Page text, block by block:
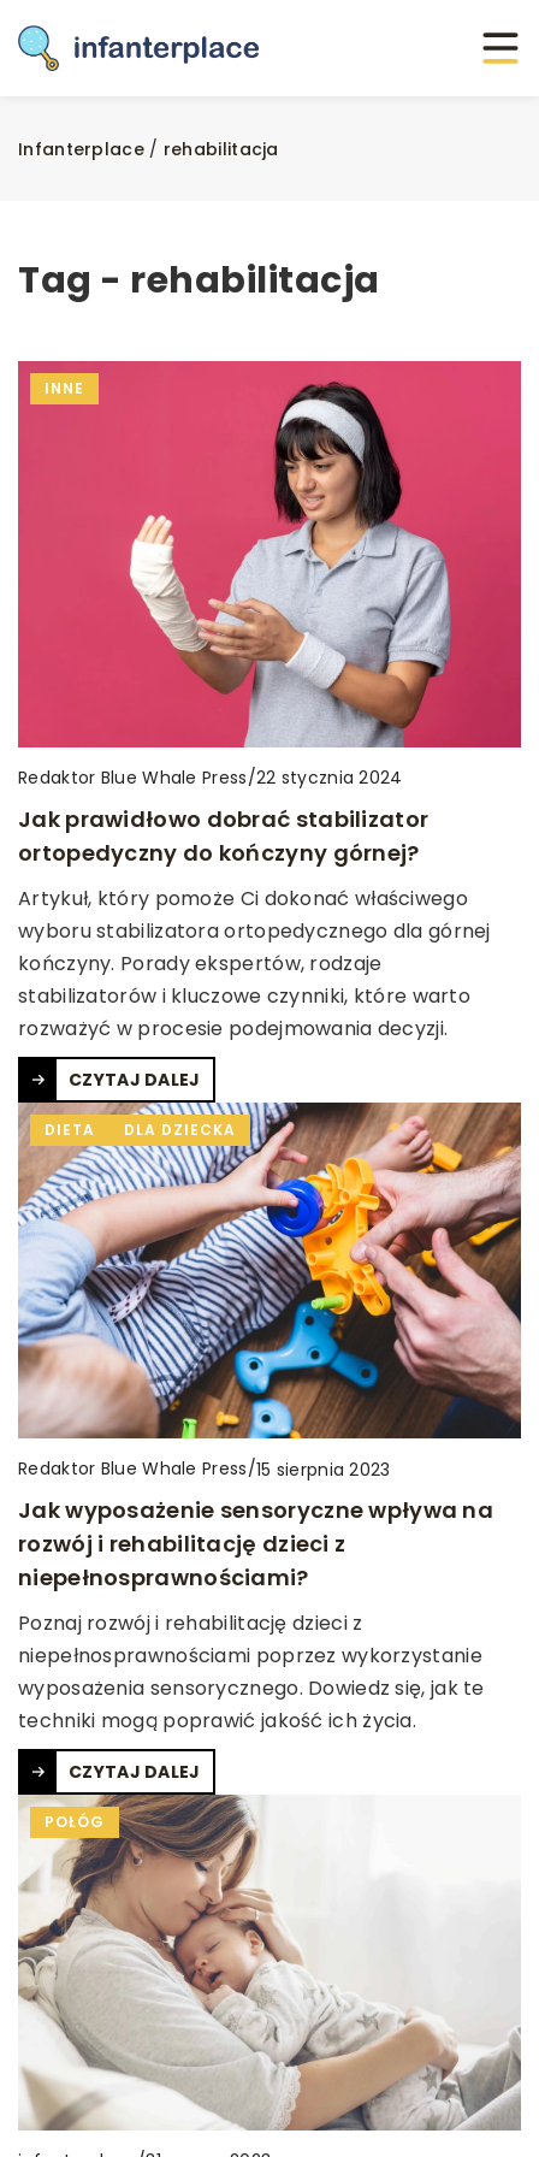
Infanterplace/ rehabilitacja
Tag - rehabilitacja
INNE
Redaktor Blue Whale Press/22 stycznia 2024
Jak prawidłowo dobrać stabilizator
ortopedyczny do kończyny górnej?
Artykuł, który pomoże Ci dokonać właściwego
wyboru stabilizatora ortopedycznego dla górnej
kończyny. Porady ekspertów, rodzaje
stabilizatorów i kluczowe czynniki, które warto
rozważyć w procesie podejmowania decyzji.
CZYTAJ DALEJ
DIETA DLA DZIECKA
Redaktor Blue Whale Press/15 sierpnia 2023
Jak wyposażenie sensoryczne wpływa na
rozwój i rehabilitację dzieci z
niepełnosprawnościami?
Poznaj rozwój i rehabilitację dzieci z
niepełnosprawnościami poprzez wykorzystanie
wyposażenia sensorycznego. Dowiedz się, jak te
techniki mogą poprawić jakość ich życia.
CZYTAJ DALEJ
POŁÓG